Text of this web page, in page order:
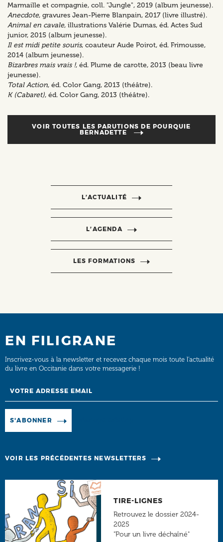
Marmaille et compagnie, coll. "Jungle", 2019 (album jeunesse).
Anecdote, gravures Jean-Pierre Blanpain, 2017 (livre illustré).
Animal en cavale, illustrations Valérie Dumas, éd. Actes Sud
junior, 2015 (album jeunesse).
Il est midi petite souris, coauteur Aude Poirot, éd. Frimousse,
2014 (album jeunesse).
Bizarbres mais vrais !, éd. Plume de carotte, 2013 (beau livre
jeunesse).
Total Action, éd. Color Gang, 2013 (théâtre).
K (Cabaret), éd. Color Gang, 2013 (théâtre).
VOIR TOUTES LES PARUTIONS DEPOURQUIE
BERNADETTE
L’ACTUALITÉ
L’AGENDA
LES FORMATIONS
EN FILIGRANE
Inscrivez-vous à la newsletter et recevez chaque mois toute l’actualité
du livre en Occitanie dans votre messagerie !
S'ABONNER
VOIR LES PRÉCÉDENTES NEWSLETTERS
TIRE-LIGNES
Retrouvez le dossier 2024-
2025
"Pour un livre déchaîné"